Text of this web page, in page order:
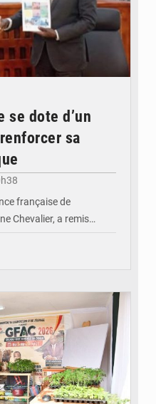
se dote d’un
sa
française de
Chevalier, a remis…